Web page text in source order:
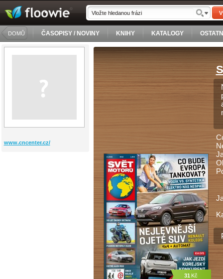
DOMŮ ČASOPISY / NOVINY KNIHY KATALOGY
www.cncenter.cz/
31 Kč